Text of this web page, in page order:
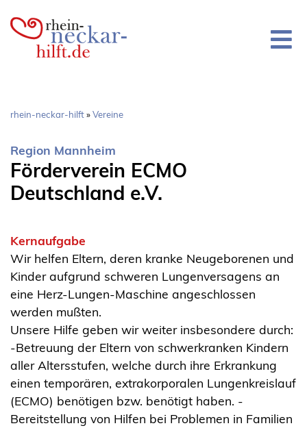
zum
Pfadnavigation
rhein-neckar-hilft Vereine
Region Mannheim
Förderverein ECMO
Deutschland e.V.
Kernaufgabe
Wir helfen Eltern, deren kranke Neugeborenen und
Kinder aufgrund schweren Lungenversagens an
eine Herz-Lungen-Maschine angeschlossen
werden mußten.
Unsere Hilfe geben wir weiter insbesondere durch:
-Betreuung der Eltern von schwerkranken Kindern
aller Altersstufen, welche durch ihre Erkrankung
einen temporären, extrakorporalen Lungenkreislauf
(ECMO) benötigen bzw. benötigt haben. -
Bereitstellung von Hilfen bei Problemen in Familien